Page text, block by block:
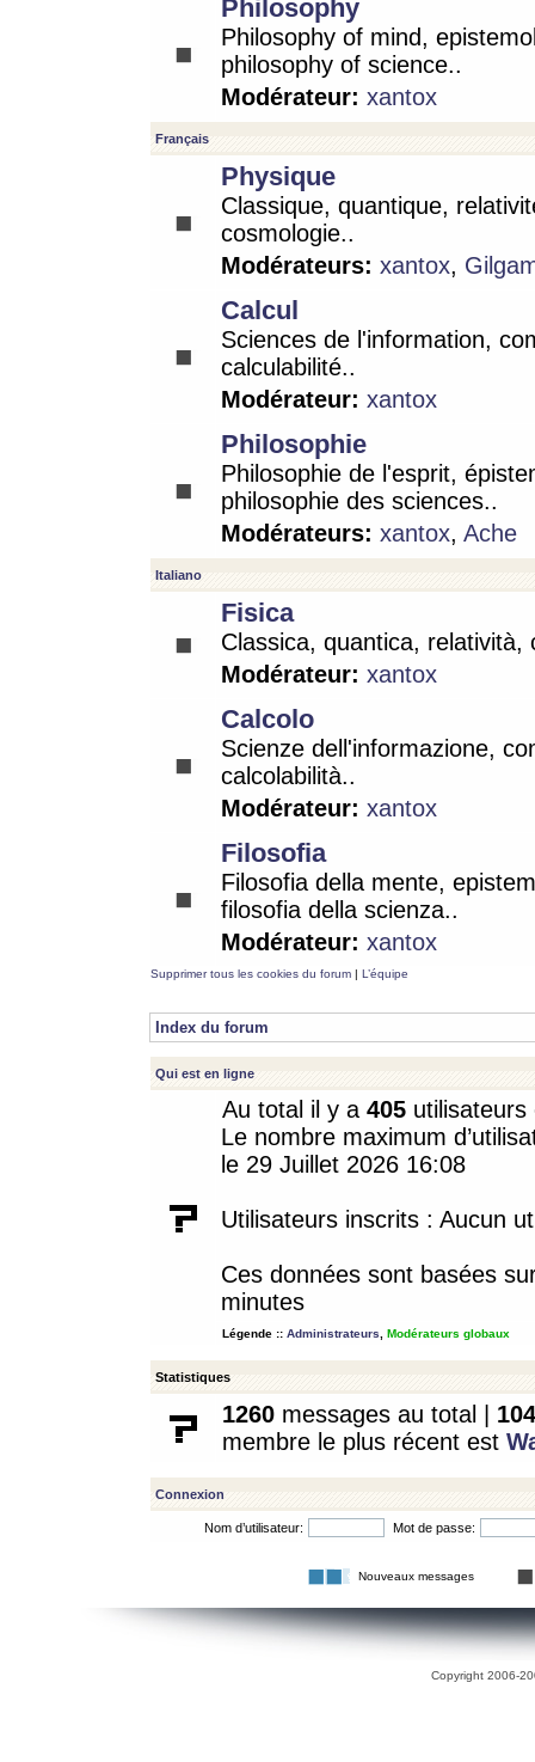
Philosophy
Philosophy of mind,
philosophy of science..
Modérateur: xantox
Français
Physique
Classique, quantique,
cosmologie..
Modérateurs: xantox,
Calcul
Sciences de l'information,
calculabilité..
Modérateur: xantox
Philosophie
Philosophie de l'esprit,
philosophie des sciences..
Modérateurs: xantox, Ache
Italiano
Fisica
Classica, quantica, relatività,
Modérateur: xantox
Calcolo
Scienze dell'informazione,
calcolabilità..
Modérateur: xantox
Filosofia
Filosofia della mente,
filosofia della scienza..
Modérateur: xantox
Supprimer tous les cookies du forum | L’équipe
Index du forum
Qui est en ligne
Au total il y a 405
Le nombre maximum
le 29 Juillet 2026 16:08
Utilisateurs inscrits : Aucun
Ces données sont basées
minutes
Légende :: Administrateurs Modérateurs globaux
Statistiques
1260 messages au total | 104
membre le plus récent est
Connexion
Nom d’utilisateur: Mot de passe:
Nouveaux messages
Copyright 2006-